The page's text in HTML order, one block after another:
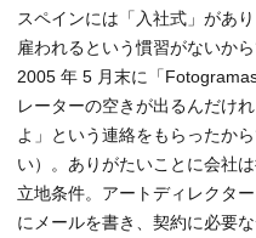
スペインには「入社式」があ
雇われるという慣習がないか
2005 年 5 月末に「
レーターの空きが出るんだけ
よ」という連絡をもらったか
い）。ありがたいことに会社
立地条件。アートディレクタ
にメールを書き、契約に必要